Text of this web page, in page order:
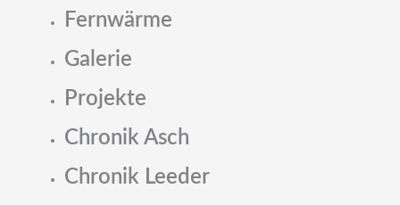
Fernwärme
Galerie
Projekte
Chronik Asch
Chronik Leeder